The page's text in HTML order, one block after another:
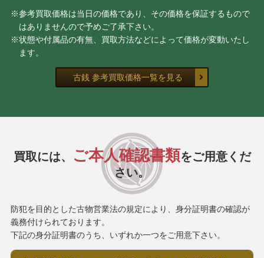
※参考買取価格は当日の価格であり、その価格を保証するもので
はありませんので予めご了承下さい。
※状態や付属品の有無、買取方法などによって価格が変動いたし
ます。
古銭 参考買取価格一覧を見る
買取には、 ご本人確認書類をご用意くだ
さい。
防犯を目的とした古物営業法の規定により、身分証明書の確認が
義務付けられております。
下記の身分証明書のうち、いずれか一つをご用意下さい。